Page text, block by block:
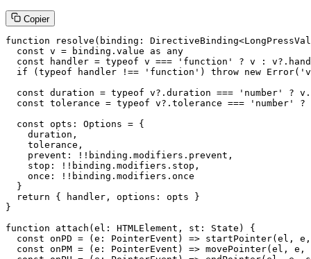
Copier
function resolve(binding:
  const v = binding.value as any
const handler = typeof v === 'function' ? v :
if (typeof handler !== 'function') throw new
const duration = typeof v?.duration === 'number' ?
const tolerance = typeof v?.tolerance === 'number'
  const opts: Options = {
    duration,
    tolerance,
    prevent: !!binding.modifiers.prevent,
    stop: !!binding.modifiers.stop,
    once: !!binding.modifiers.once
  }
  return { handler, options: opts }
}
function attach(el: HTMLElement, st: State) {
const onPD = (e: PointerEvent) => startPointer(el,
const onPM = (e: PointerEvent) => movePointer(el, e,